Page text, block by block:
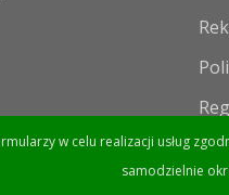
w celu realizacji usług
samodzielnie